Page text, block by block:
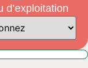
d’exploitation